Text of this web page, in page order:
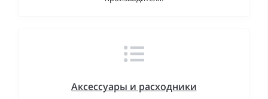
Аксессуары и расходники